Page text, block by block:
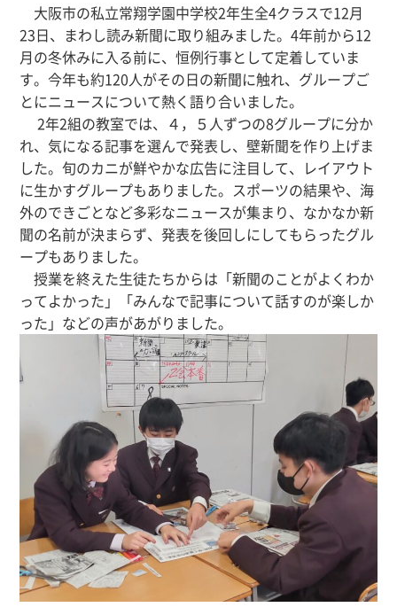
大阪市の私立常翔学園中学校2年生全4クラスで12月
23日、まわし読み新聞に取り組みました。4年前から12
月の冬休みに入る前に、恒例行事として定着していま
す。今年も約120人がその日の新聞に触れ、グループご
とにニュースについて熱く語り合いました。
2年2組の教室では、４，５人ずつの8グループに分か
れ、気になる記事を選んで発表し、壁新聞を作り上げま
した。旬のカニが鮮やかな広告に注目して、レイアウト
に生かすグループもありました。スポーツの結果や、海
外のできごとなど多彩なニュースが集まり、なかなか新
聞の名前が決まらず、発表を後回しにしてもらったグル
ープもありました。
授業を終えた生徒たちからは「新聞のことがよくわか
ってよかった」「みんなで記事について話すのが楽しか
った」などの声があがりました。